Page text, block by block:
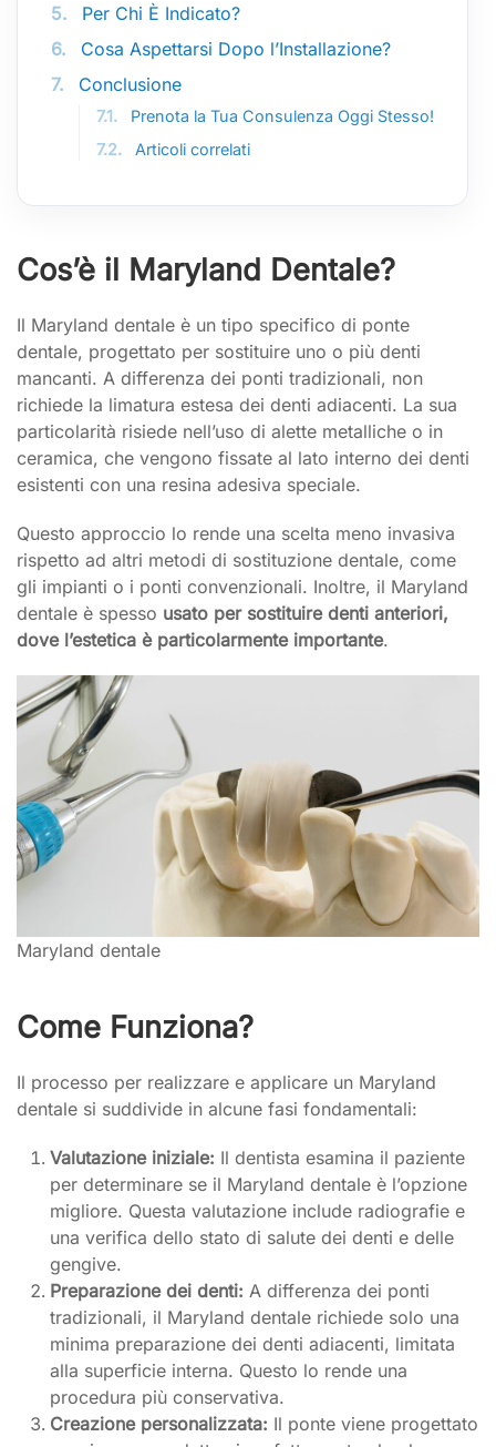
5.
Per Chi È Indicato?
6.
Cosa Aspettarsi Dopo l’Installazione?
7.
Conclusione
7.1.
Prenota la Tua Consulenza Oggi Stesso!
7.2.
Articoli correlati
Cos’è il Maryland Dentale?
Il Maryland dentale è un tipo specifico di ponte
dentale, progettato per sostituire uno o più denti
mancanti. A differenza dei ponti tradizionali, non
richiede la limatura estesa dei denti adiacenti. La sua
particolarità risiede nell’uso di alette metalliche o in
ceramica, che vengono fissate al lato interno dei denti
esistenti con una resina adesiva speciale.
Questo approccio lo rende una scelta meno invasiva
rispetto ad altri metodi di sostituzione dentale, come
gli impianti o i ponti convenzionali. Inoltre, il Maryland
dentale è spesso usato per sostituire denti anteriori,
dove l’estetica è particolarmente importante.
Maryland dentale
Come Funziona?
Il processo per realizzare e applicare un Maryland
dentale si suddivide in alcune fasi fondamentali:
Valutazione iniziale: Il dentista esamina il paziente
per determinare se il Maryland dentale è l’opzione
migliore. Questa valutazione include radiografie e
una verifica dello stato di salute dei denti e delle
gengive.
Preparazione dei denti: A differenza dei ponti
tradizionali, il Maryland dentale richiede solo una
minima preparazione dei denti adiacenti, limitata
alla superficie interna. Questo lo rende una
procedura più conservativa.
Creazione personalizzata: Il ponte viene progettato